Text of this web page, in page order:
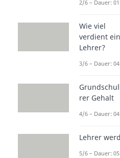
2/6 – Dauer:
Wie viel
verdient ein
Lehrer?
3/6 – Dauer:
rer Gehalt
4/6 – Dauer:
Lehrer
5/6 – Dauer: